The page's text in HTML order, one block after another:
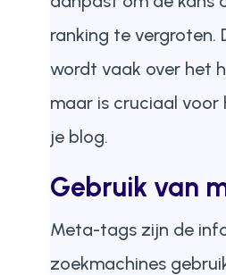
ranking te vergroten.
wordt vaak over het
maar is cruciaal voor
je blog.
Gebruik van
Meta-tags zijn de
zoekmachines